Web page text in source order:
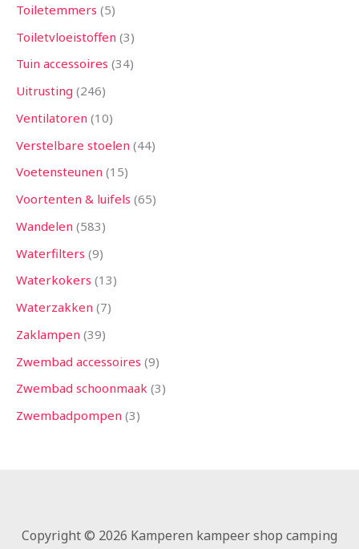
Toiletemmers 5
Toiletvloeistoffen 3
Tuin accessoires 34
Uitrusting 246
Ventilatoren 10
Verstelbare stoelen 44
Voetensteunen 15
Voortenten & luifels 65
Wandelen 583
Waterfilters 9
Waterkokers 13
Waterzakken 7
Zaklampen 39
Zwembad accessoires 9
Zwembad schoonmaak 3
Zwembadpompen 3
Copyright © 2026 Kamperen kampeer shop camping